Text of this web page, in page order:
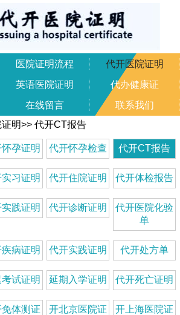
医院证明流程
代开医院证明
英语医院证明
代办健康证
在线留言
联系我们
明>> 代开CT报告
孕证明 代开怀孕检查 代开CT报告
习证明 代开住院证明 代开体检报告
践证明 代开诊断证明
代开医院化验
单
病证明 代开实践证明 代开处方单
试证明 延期入学证明 代开死亡证明
体测证
开北京医院证
开上海医院证